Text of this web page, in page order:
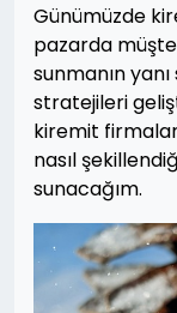
Günümüzde
pazarda
sunmanın
stratejileri
kiremit
nasıl
sunacağım.